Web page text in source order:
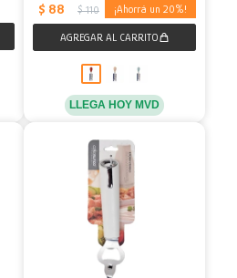
$ 88 $ 110 20
LLEGA HOY MVD